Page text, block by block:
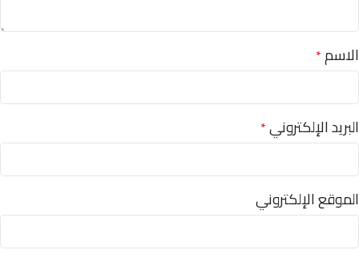
الاسم*
البريد الإلكتروني*
الموقع الإلكتروني